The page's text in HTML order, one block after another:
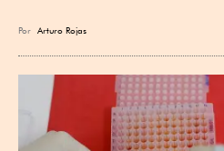
Por Arturo Rojas